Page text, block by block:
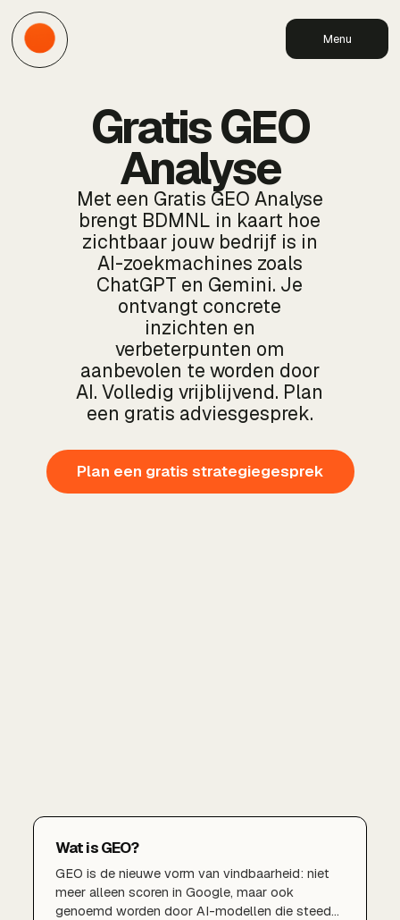
Menu
Gratis GEO
Analyse
Met een Gratis GEO Analyse
brengt BDMNL in kaart hoe
zichtbaar jouw bedrijf is in
AI-zoekmachines zoals
ChatGPT en Gemini. Je
ontvangt concrete
inzichten en
verbeterpunten om
aanbevolen te worden door
AI. Volledig vrijblijvend. Plan
een gratis adviesgesprek.
Plan een gratis strategiegesprek
Wat is GEO?
GEO is de nieuwe vorm van vindbaarheid: niet
meer alleen scoren in Google, maar ook
genoemd worden door AI-modellen die steeds